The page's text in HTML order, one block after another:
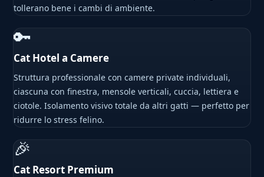
tollerano bene i cambi di ambiente.
🔑
Cat Hotel a Camere
Struttura professionale con camere private individuali,
ciascuna con finestra, mensole verticali, cuccia, lettiera e
ciotole. Isolamento visivo totale da altri gatti — perfetto per
ridurre lo stress felino.
🎉
Cat Resort Premium